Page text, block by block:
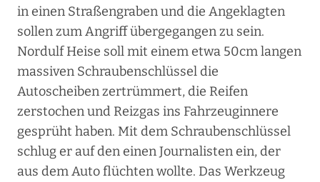
in einen Straßengraben und die Angeklagten
sollen zum Angriff übergegangen zu sein.
Nordulf Heise soll mit einem etwa 50cm langen
massiven Schraubenschlüssel die
Autoscheiben zertrümmert, die Reifen
zerstochen und Reizgas ins Fahrzeuginnere
gesprüht haben. Mit dem Schraubenschlüssel
schlug er auf den einen Journalisten ein, der
aus dem Auto flüchten wollte. Das Werkzeug